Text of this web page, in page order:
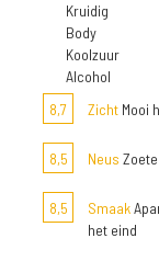
Kruidig
Body
Koolzuur
Alcohol
8,7
Zicht Mooi
8,5 Neus
8,5 Smaak
het eind